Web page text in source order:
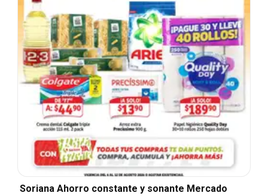
Soriana Ahorro constante y sonante Mercado